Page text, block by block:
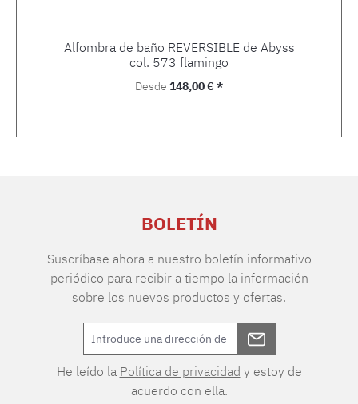
Alfombra de baño REVERSIBLE de Abyss
col. 573 flamingo
Precio normal:
Desde 148,00 € *
BOLETÍN
Suscríbase ahora a nuestro boletín informativo
periódico para recibir a tiempo la información
sobre los nuevos productos y ofertas.
He leído la Política de privacidad y estoy de
acuerdo con ella.